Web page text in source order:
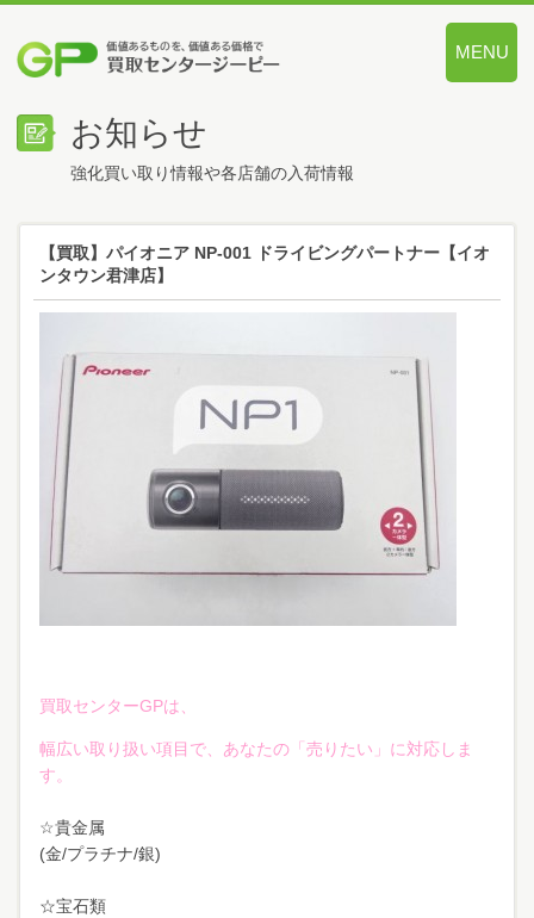
MENU
お知らせ
強化買い取り情報や各店舗の入荷情報
【買取】パイオニア NP-001 ドライビングパートナー【イオ
ンタウン君津店】
買取センターGPは、
幅広い取り扱い項目で、あなたの「売りたい」に対応しま
す。
☆貴金属
(金/プラチナ/銀)
☆宝石類